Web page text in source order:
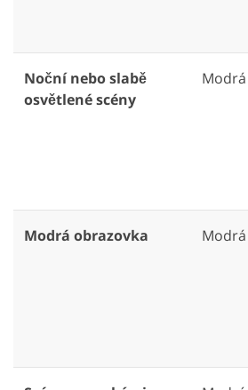
Noční nebo slabě
osvětlené scény
Modrá obrazovka